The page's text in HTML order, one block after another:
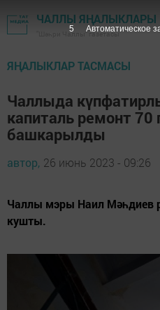
ЧАЛЛЫ ЯҢАЛЫКЛАРЫ
"Шәһри Чаллы" газетасы
ЯҢАЛЫКЛАР ТАСМАСЫ
Чаллыда
капиталь ремонт 70
башкарылды
автор, 26 июнь 2023 - 09:26
Чаллы мэры Наил Мәһдиев
кушты.
3 Автоматическое